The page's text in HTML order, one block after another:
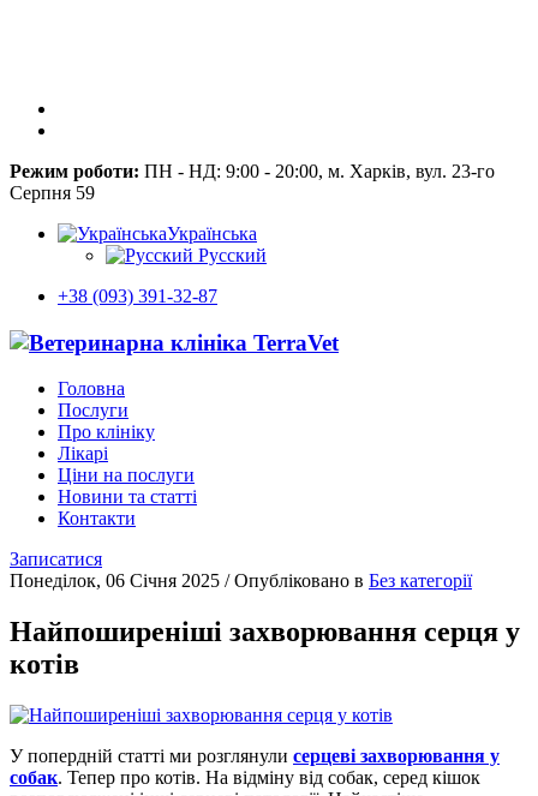
Режим роботи: ПН - НД: 9:00 - 20:00, м. Харків, вул. 23-го
Серпня 59
Українська
Русский
+38 (093) 391-32-87
Головна
Послуги
Про клініку
Лікарі
Ціни на послуги
Новини та статті
Контакти
Записатися
Понеділок, 06 Січня 2025 /Опубліковано в Без категорії
Найпоширеніші захворювання серця у
котів
У попердній статті ми розглянули серцеві захворювання у
собак. Тепер про котів. На відміну від собак, серед кішок